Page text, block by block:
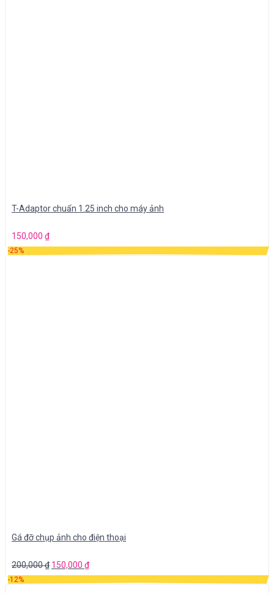
T-Adaptor chuẩn 1.25 inch cho máy ảnh
150,000 ₫
-25%
Gá đỡ chụp ảnh cho điện thoại
200,000₫ 150,000 ₫
-12%